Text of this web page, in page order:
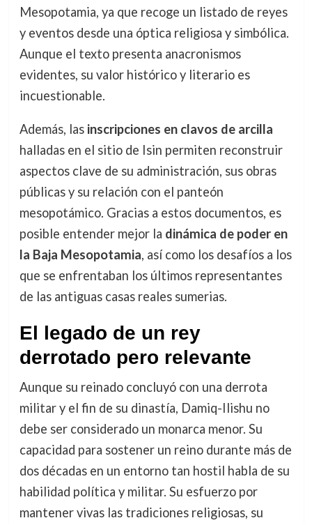
Mesopotamia, ya que recoge un listado de reyes
y eventos desde una óptica religiosa y simbólica.
Aunque el texto presenta anacronismos
evidentes, su valor histórico y literario es
incuestionable.
Además, las inscripciones en clavos de arcilla
halladas en el sitio de Isin permiten reconstruir
aspectos clave de su administración, sus obras
públicas y su relación con el panteón
mesopotámico. Gracias a estos documentos, es
posible entender mejor la dinámica de poder en
la Baja Mesopotamia, así como los desafíos a los
que se enfrentaban los últimos representantes
de las antiguas casas reales sumerias.
El legado de un rey
derrotado pero relevante
Aunque su reinado concluyó con una derrota
militar y el fin de su dinastía, Damiq-Ilishu no
debe ser considerado un monarca menor. Su
capacidad para sostener un reino durante más de
dos décadas en un entorno tan hostil habla de su
habilidad política y militar. Su esfuerzo por
mantener vivas las tradiciones religiosas, su